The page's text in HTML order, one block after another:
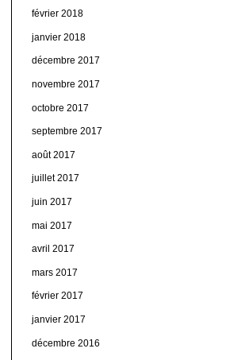
février 2018
janvier 2018
décembre 2017
novembre 2017
octobre 2017
septembre 2017
août 2017
juillet 2017
juin 2017
mai 2017
avril 2017
mars 2017
février 2017
janvier 2017
décembre 2016